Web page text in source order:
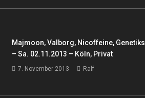
Majmoon, Valborg, Nicoffeine, Genetiks
– Sa. 02.11.2013 – Köln, Privat
7. November 2013 Ralf